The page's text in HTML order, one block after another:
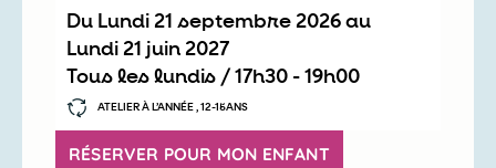
Du lundi 21 septembre 2026au
lundi 21 juin 2027
Tous les lundis / 17h30 - 19h00
ATELIER À L’ANNÉE , 12-15ANS
RÉSERVER POUR MON ENFANT